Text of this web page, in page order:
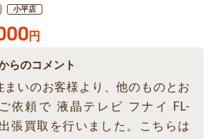
小平店
円
らのコメント
まいのお客様より、他のものとお
依頼で 液晶テレビ フナイ FL-
張買取を行いました。こちらは